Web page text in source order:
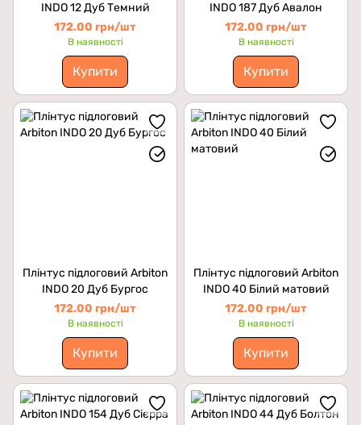
INDO 12 Дуб Темний
172.00 грн/шт
В наявності
Купити
INDO 187 Дуб Авалон
172.00 грн/шт
В наявності
Купити
Плінтус підлоговий Arbiton
INDO 20 Дуб Бургос
172.00 грн/шт
В наявності
Купити
Плінтус підлоговий Arbiton
INDO 40 Білий матовий
172.00 грн/шт
В наявності
Купити